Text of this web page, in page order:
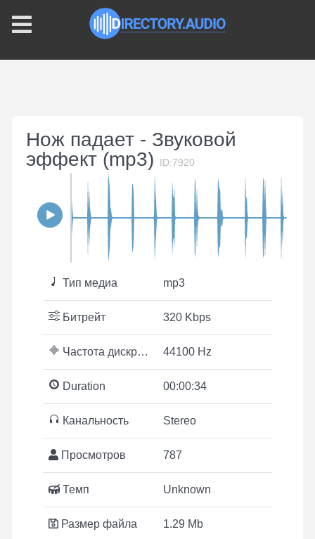
Нож падает - Звуковой
эффект (mp3)
ID:7920
Тип медиа mp3
Битрейт 320 Kbps
Частота дискретизации 44100 Hz
Duration 00:00:34
Канальность Stereo
Просмотров 787
Темп Unknown
Размер файла 1.29 Mb